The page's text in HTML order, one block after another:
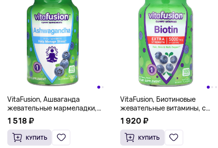
VitaFusion, Ашваганда
жевательные мармеладки,
голубика, 60 жевательных
таблеток
1 518 ₽
КУПИТЬ
VitaFusion, Биотиновые
жевательные витамины, с
повышенной силой действия,
натуральные ягоды, 5000
мкг, 100 жевательных
таблеток (2500 мкг в
1 920 ₽
КУПИТЬ